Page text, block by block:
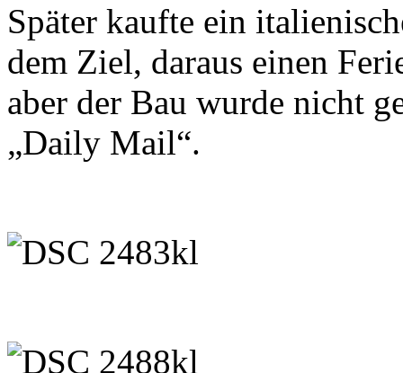
Später kaufte ein
dem Ziel, daraus einen
aber der Bau wurde nicht
„Daily Mail“.